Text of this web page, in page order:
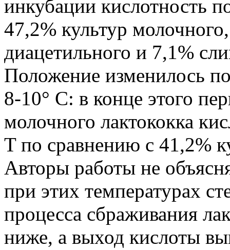
инкубации кислотность
47,2% культур
диацетильного и 7,1%
Положение изменилось
8-10° С: в конце этого
молочного лактококка
T по сравнению с 41,2%
Авторы работы не
при этих температурах
процесса сбраживания
ниже, а выход кислоты